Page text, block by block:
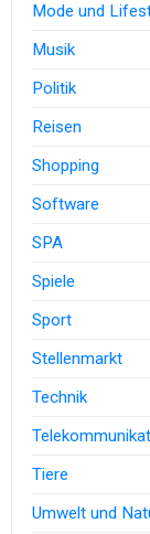
Mode und
Musik
Politik
Reisen
Shopping
Software
SPA
Spiele
Sport
Stellenmarkt
Technik
Tiere
Umwelt und